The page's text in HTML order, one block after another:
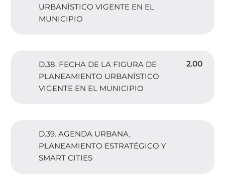
URBANÍSTICO VIGENTE EN EL
MUNICIPIO
D.38. FECHA DE LA FIGURA DE
PLANEAMIENTO URBANÍSTICO
VIGENTE EN EL MUNICIPIO
2.00
D.39. AGENDA URBANA,
PLANEAMIENTO ESTRATÉGICO Y
SMART CITIES